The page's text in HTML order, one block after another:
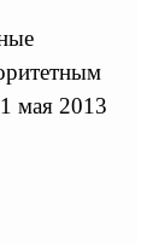
мая 2013